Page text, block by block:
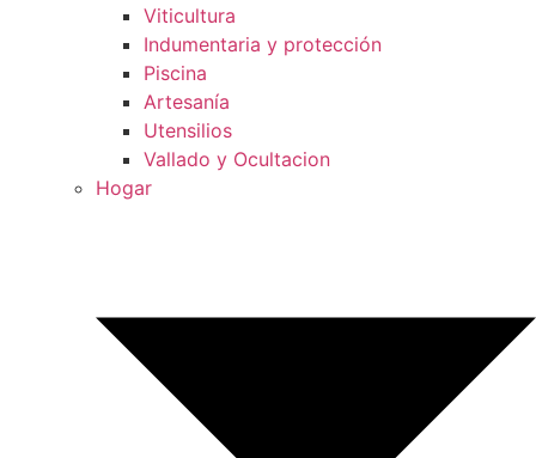
Viticultura
Indumentaria y protección
Piscina
Artesanía
Utensilios
Vallado y Ocultacion
Hogar